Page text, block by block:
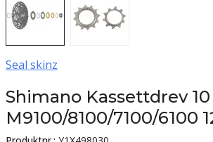
Seal skinz
Shimano Kassettdrev 10
M9100/8100/7100/6100